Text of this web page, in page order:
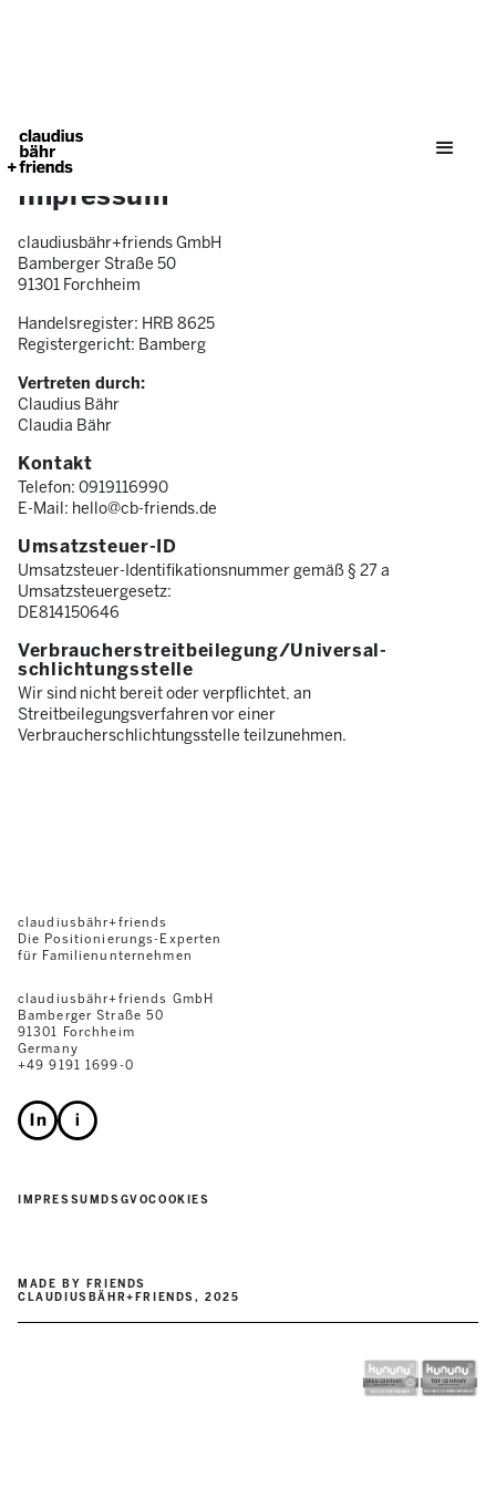
Impressum
claudiusbähr+friends GmbH
Bamberger Straße 50
91301 Forchheim
Handelsregister: HRB 8625
Registergericht: Bamberg
Vertreten durch:
Claudius Bähr
Claudia Bähr
Kontakt
Telefon: 0919116990
E-Mail: hello@cb-friends.de
Umsatzsteuer-ID
Umsatzsteuer-Identifikationsnummer gemäß § 27 a
Umsatzsteuergesetz:
DE814150646
Verbraucher­streit­beilegung/Universal­
schlichtungs­stelle
Wir sind nicht bereit oder verpflichtet, an
Streitbeilegungsverfahren vor einer
Verbraucherschlichtungsstelle teilzunehmen.
claudiusbähr+friends
Die Positionierungs-Experten
für Familienunternehmen
claudiusbähr+friends GmbH
Bamberger Straße 50
91301 Forchheim
Germany
+49 9191 1699-0
IMPRESSUM DSGVOCOOKIES
MADE BY FRIENDS
CLAUDIUSBÄHR+FRIENDS, 2025